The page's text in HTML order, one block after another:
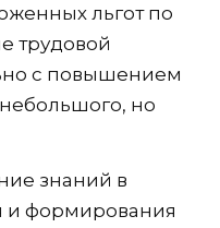
льгот по
трудовой
с повышением
но
знаний в
и формирования